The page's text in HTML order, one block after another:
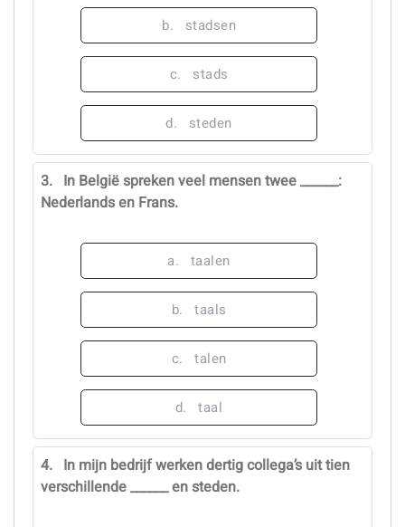
b. stadsen
c. stads
d. steden
3. In België spreken veel mensen twee ______:
Nederlands en Frans.
a. taalen
b. taals
c. talen
d. taal
4. In mijn bedrijf werken dertig collega’s uit tien
verschillende ______ en steden.